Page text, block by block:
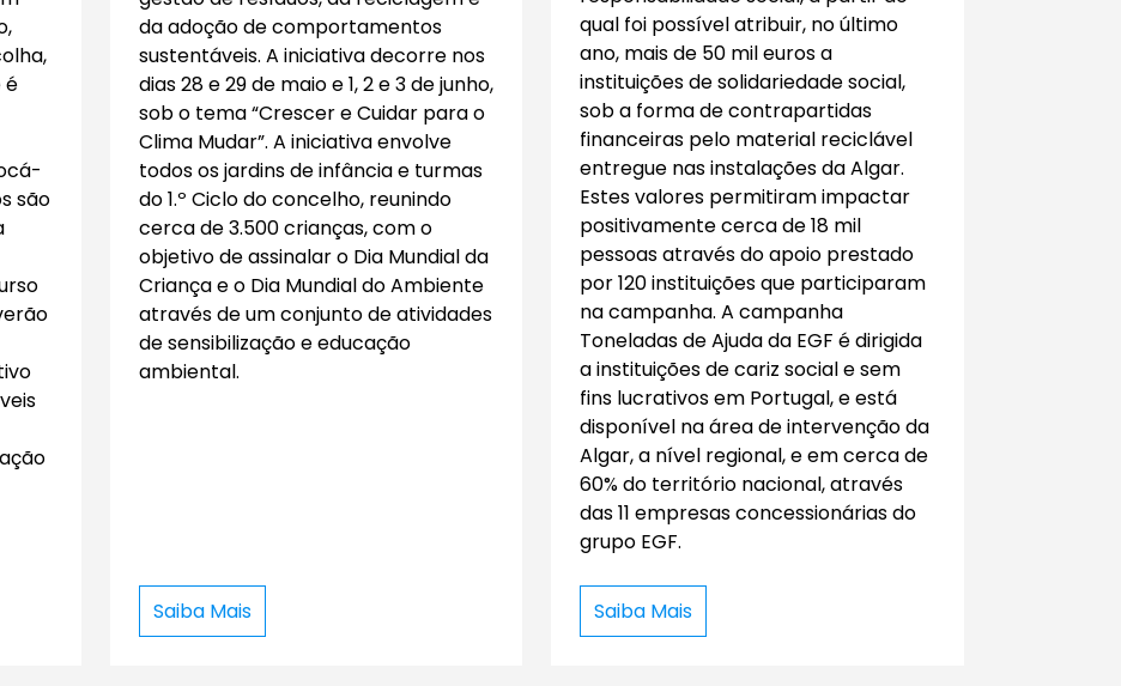
é
são
da adoção de comportamentos
sustentáveis. A iniciativa decorre nos
dias 28 e 29 de maio e 1, 2 e 3 de junho,
sob o tema “Crescer e Cuidar para o
Clima Mudar”. A iniciativa envolve
todos os jardins de infância e turmas
do 1.º Ciclo do concelho, reunindo
cerca de 3.500 crianças, com o
objetivo de assinalar o Dia Mundial da
Criança e o Dia Mundial do Ambiente
através de um conjunto de atividades
de sensibilização e educação
ambiental.
Saiba Mais
qual foi possível atribuir, no último
ano, mais de 50 mil euros a
instituições de solidariedade social,
sob a forma de contrapartidas
financeiras pelo material reciclável
entregue nas instalações da Algar.
Estes valores permitiram impactar
positivamente cerca de 18 mil
pessoas através do apoio prestado
por 120 instituições que participaram
na campanha. A campanha
Toneladas de Ajuda da EGF é dirigida
a instituições de cariz social e sem
fins lucrativos em Portugal, e está
disponível na área de intervenção da
Algar, a nível regional, e em cerca de
60% do território nacional, através
das 11 empresas concessionárias do
grupo EGF.
Saiba Mais